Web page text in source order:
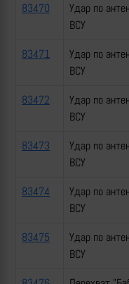
83470
Удар по
ВСУ
83471
Удар по
ВСУ
83472
Удар по
ВСУ
83473
Удар по
ВСУ
83474
Удар по
ВСУ
83475
Удар по
ВСУ